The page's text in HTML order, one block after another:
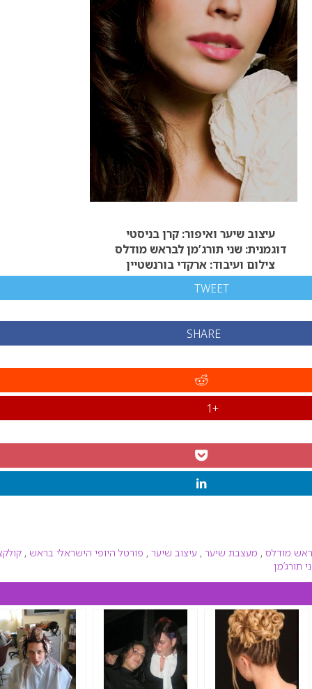
עיצוב שיער ואיפור: קרן בניסטי
דוגמנית: שני תורג’מן לבראש מודלס
צילום ועיבוד: ארקדי בורנשטיין
TWEET
SHARE
+1
מודלס , מעצבת שיער , עיצוב שיער , פורטל היופי הישראלי בראש ,
תורג’מן